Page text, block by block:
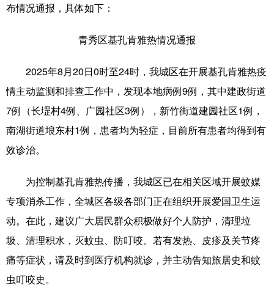
国际 财经 网评 港澳
台湾 思客智库 全球连线 教育
科技 科普 体育 文化
图片 中央文件 金融 汽车
食品 人居 信息化 乡村振兴
溯源中国 城市 旅游 能源
会展 彩票 娱乐 时尚
布情况通报，具体如下：
青秀区基孔肯雅热情况通报
2025年8月20日0时至24时，我城区在开展基孔肯雅热疫
情主动监测和排查工作中，发现本地病例9例，其中建政街道
7例（长堽村4例、广园社区3例），新竹街道建园社区1例，
南湖街道埌东村1例，患者均为轻症，目前所有患者均得到有
效诊治。
为控制基孔肯雅热传播，我城区已在相关区域开展蚊媒
专项消杀工作，全城区各级各部门正在组织开展爱国卫生运
动。在此，建议广大居民群众积极做好个人防护，清理垃
圾、清理积水，灭蚊虫、防叮咬。若有发热、皮疹及关节疼
痛等症状，请及时到医疗机构就诊，并主动告知旅居史和蚊
虫叮咬史。